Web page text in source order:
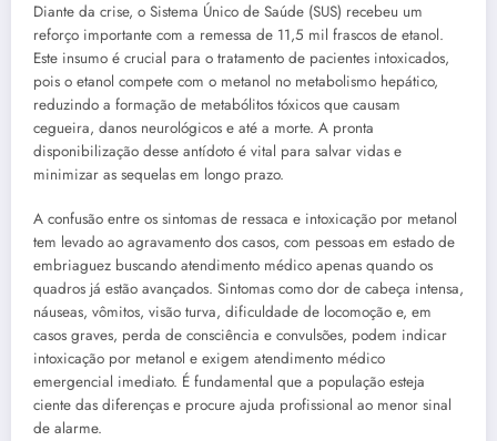
Diante da crise, o Sistema Único de Saúde (SUS) recebeu um
reforço importante com a remessa de 11,5 mil frascos de etanol.
Este insumo é crucial para o tratamento de pacientes intoxicados,
pois o etanol compete com o metanol no metabolismo hepático,
reduzindo a formação de metabólitos tóxicos que causam
cegueira, danos neurológicos e até a morte. A pronta
disponibilização desse antídoto é vital para salvar vidas e
minimizar as sequelas em longo prazo.
A confusão entre os sintomas de ressaca e intoxicação por metanol
tem levado ao agravamento dos casos, com pessoas em estado de
embriaguez buscando atendimento médico apenas quando os
quadros já estão avançados. Sintomas como dor de cabeça intensa,
náuseas, vômitos, visão turva, dificuldade de locomoção e, em
casos graves, perda de consciência e convulsões, podem indicar
intoxicação por metanol e exigem atendimento médico
emergencial imediato. É fundamental que a população esteja
ciente das diferenças e procure ajuda profissional ao menor sinal
de alarme.